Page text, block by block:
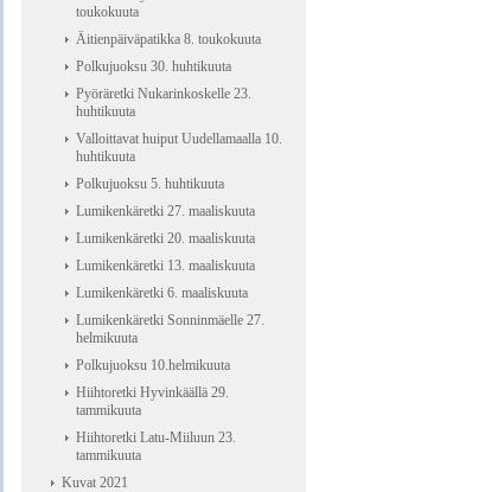
toukokuuta
Äitienpäiväpatikka 8. toukokuuta
Polkujuoksu 30. huhtikuuta
Pyöräretki Nukarinkoskelle 23.
huhtikuuta
Valloittavat huiput Uudellamaalla 10.
huhtikuuta
Polkujuoksu 5. huhtikuuta
Lumikenkäretki 27. maaliskuuta
Lumikenkäretki 20. maaliskuuta
Lumikenkäretki 13. maaliskuuta
Lumikenkäretki 6. maaliskuuta
Lumikenkäretki Sonninmäelle 27.
helmikuuta
Polkujuoksu 10.helmikuuta
Hiihtoretki Hyvinkäällä 29.
tammikuuta
Hiihtoretki Latu-Miiluun 23.
tammikuuta
Kuvat 2021